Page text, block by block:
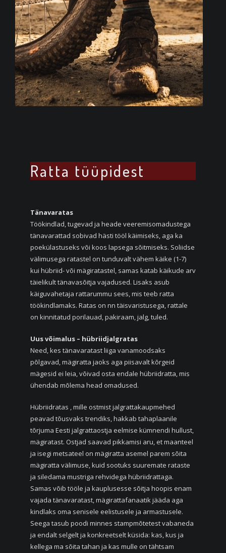
Ratta tüüpidest
Tänavaratas
Töökindlad, tugevad ja heade veeremisomadustega
tänavarattad sobivad hästi tööl käimiseks, aga ka
poekülastuseks või koos lapsega sõitmiseks. Soliidse
välimusega ratastel on tunduvalt vähem käike (1-7)
kui hübriid- või mägiratastel, samas katab käikude arv
täielikult tänavasõitja vajadused. Lisaks asub
käiguvahetaja rattarummu sees, mis teeb ratta
töökindlamaks. Ratas on nn täisvaristusega, rattale
on kinnitatud porilauad, pakiraam, jalg, tuled.
Uus võimalus – hübriidjalgratas
Need, kes tänavaratast liiga vanamoodsaks
põlgavad, mägiratta jaoks aga piisavalt kõrgeid
mägesid ei leia, võivad osta endale hübriidratta, mis
ühendab mõlema head omadused.
Hübriidratas , mille ostmist jalgrattakaupmehed
peavad tõusvaks trendiks, hakkab tahaplaanile
tõrjuma Eesti jalgrattaostja eelmise kümnendi hullust,
mägiratast. Ostjad saavad pikkamisi aru, et maanteel
ja isegi metsateel on mägiratta asemel parem sõita
mägiratta välimuse, kuid sootuks suuremate rataste
ja siledama mustriga rehvidega hübriidrattaga.
Samas võib tööle ja kauplusesse sõitja hoopis enam
vajada tänavaratast, mägirattafanaatik jääda aga
kindlaks oma senisele eelistusele ja armastusele.
Seega tasub poodi minnes stampmõtetest vabaneda
ja endalt selgelt ja konkreetselt küsida: kas, kus ja
kellega ma sõita tahan ja kas mulle on tähtsam